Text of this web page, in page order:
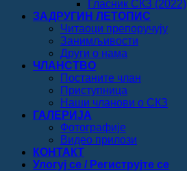
Гласник СКЗ (2022)
ЗАДРУГИН ЛЕТОПИС
Читаоци препоручују
Занимљивости
Други о нама
ЧЛАНСТВО
Постаните члан
Приступница
Наши чланови о СКЗ
ГАЛЕРИЈА
Фотографије
Видео прилози
КОНТАКТ
Улогуј се / Региструјте се